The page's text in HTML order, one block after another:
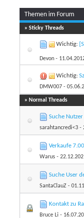
Themen im Forum
» Sticky Threads
Wichtig:
Devon -
Wichtig:
DMW007 -
» Normal Threads
Suche
sarahtancredi<3 -
Verkaufe
Warus -
Suche User
SantaClauZ -
Kontakt zu
Bruce Li -